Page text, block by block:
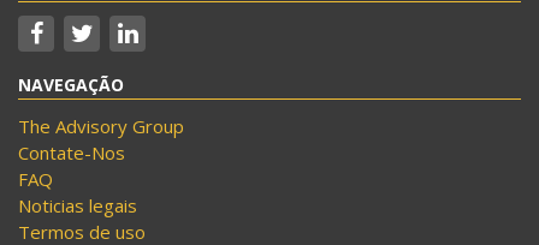
NAVEGAÇÃO
The Advisory Group
Contate-Nos
FAQ
Noticias legais
Termos de uso